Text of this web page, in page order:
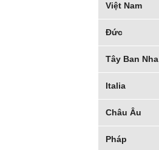
Việt Nam
Đức
Tây Ban Nha
Italia
Châu Âu
Pháp